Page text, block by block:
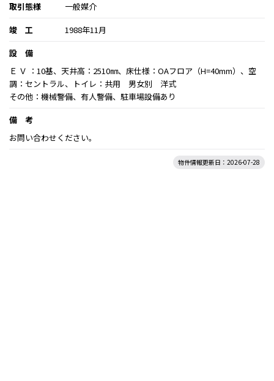
取引態様
一般媒介
竣 工
1988年11月
設 備
Ｅ Ｖ ：10基、天井高：2510㎜、床仕様：OAフロア（H=40mm）、空
調：セントラル、トイレ：共用 男女別 洋式
その他：機械警備、有人警備、駐車場設備あり
備 考
お問い合わせください。
物件情報更新日：2026-07-28